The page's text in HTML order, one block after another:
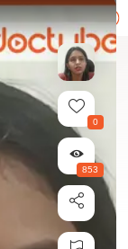
---
0
853